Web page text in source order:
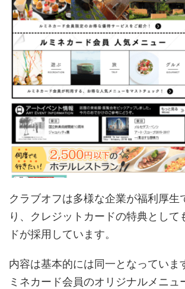
クラブオフは多様な企業が福利厚生
り、クレジットカードの特典として
ドが採用しています。
内容は基本的には同一となっていま
ミネカード会員のオリジナルメニュ